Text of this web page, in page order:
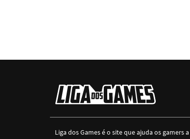
Liga dos Games é o site que ajuda os gamers